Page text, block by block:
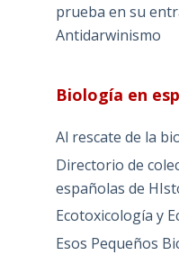
prueba en su
Antidarwinismo
Biología en
Al rescate de la
Directorio de
españolas de
Ecotoxicología y
Esos Pequeños